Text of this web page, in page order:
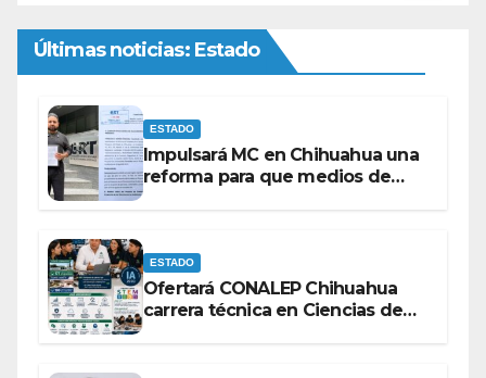
Últimas noticias: Estado
ESTADO
Impulsará MC en Chihuahua una
reforma para que medios de
ESTADO
Ofertará CONALEP Chihuahua
carrera técnica en Ciencias de